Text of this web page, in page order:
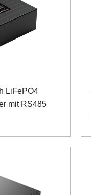
LiFePO4
mit RS485